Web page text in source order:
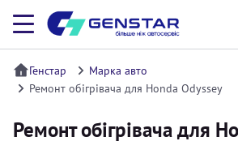
Генстар
Марка авто
Ремонт обігрівача для Honda Odyssey
Ремонт обігрівача для